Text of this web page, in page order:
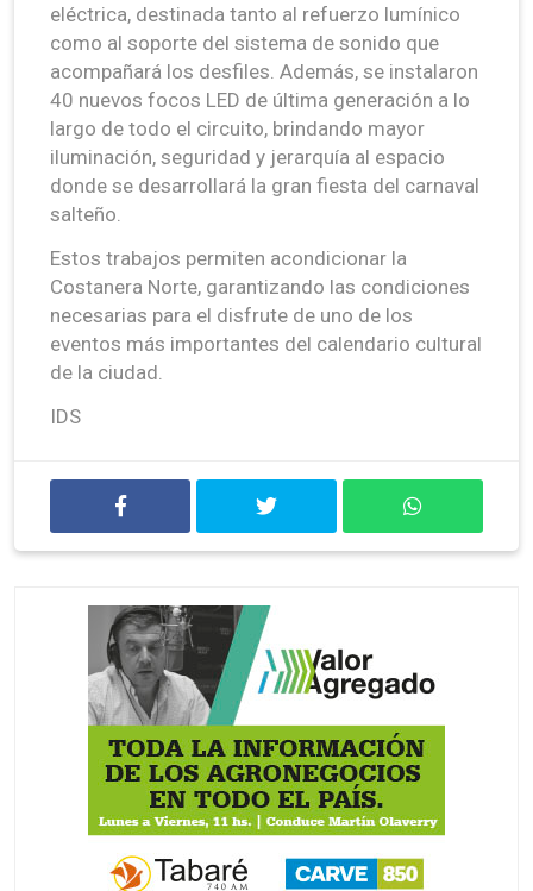
eléctrica, destinada tanto al refuerzo lumínico
como al soporte del sistema de sonido que
acompañará los desfiles. Además, se instalaron
40 nuevos focos LED de última generación a lo
largo de todo el circuito, brindando mayor
iluminación, seguridad y jerarquía al espacio
donde se desarrollará la gran fiesta del carnaval
salteño.
Estos trabajos permiten acondicionar la
Costanera Norte, garantizando las condiciones
necesarias para el disfrute de uno de los
eventos más importantes del calendario cultural
de la ciudad.
IDS